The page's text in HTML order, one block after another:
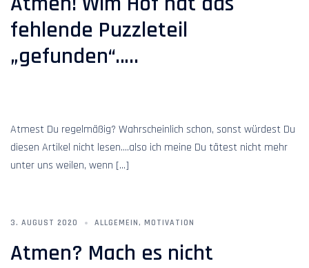
fehlende Puzzleteil
„gefunden“…..
Atmest Du regelmäßig? Wahrscheinlich schon, sonst würdest Du
diesen Artikel nicht lesen….also ich meine Du tätest nicht mehr
unter uns weilen, wenn […]
3. AUGUST 2020 ALLGEMEIN, MOTIVATION
Atmen? Mach es nicht